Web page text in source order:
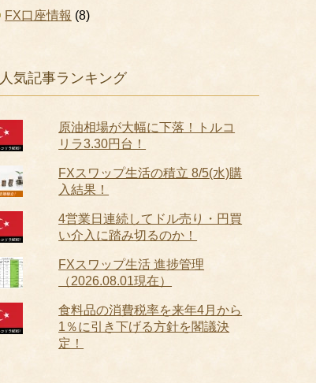
FX口座情報 (8)
人気記事ランキング
原油相場が大幅に下落！トルコ
リラ3.30円台！
FXスワップ生活の積立 8/5(水)購
入結果！
4営業日連続してドル売り・円買
い介入に踏み切るのか！
FXスワップ生活 進捗管理
（2026.08.01現在）
食料品の消費税率を来年4月から
1％に引き下げる方針を閣議決
定！